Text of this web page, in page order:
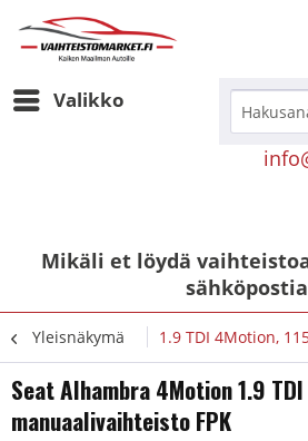
Valikko
Mikäli et löydä
Yleisnäkymä 1.9 TDI 4Motion,
Seat Alhambra 4Motion 1.9
manuaalivaihteisto FPK